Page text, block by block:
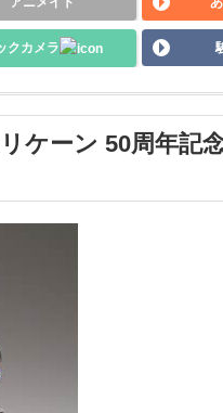
クカメラ
ケーン 50周年記